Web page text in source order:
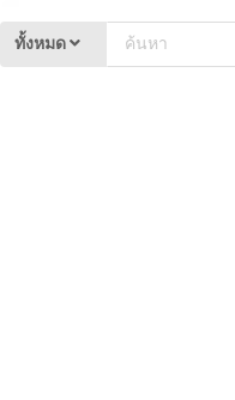
ทั้งหมด